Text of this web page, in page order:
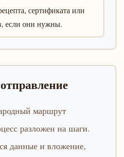
сертификата или
если они нужны.
маршрут
разложен на шаги.
данные и вложение,